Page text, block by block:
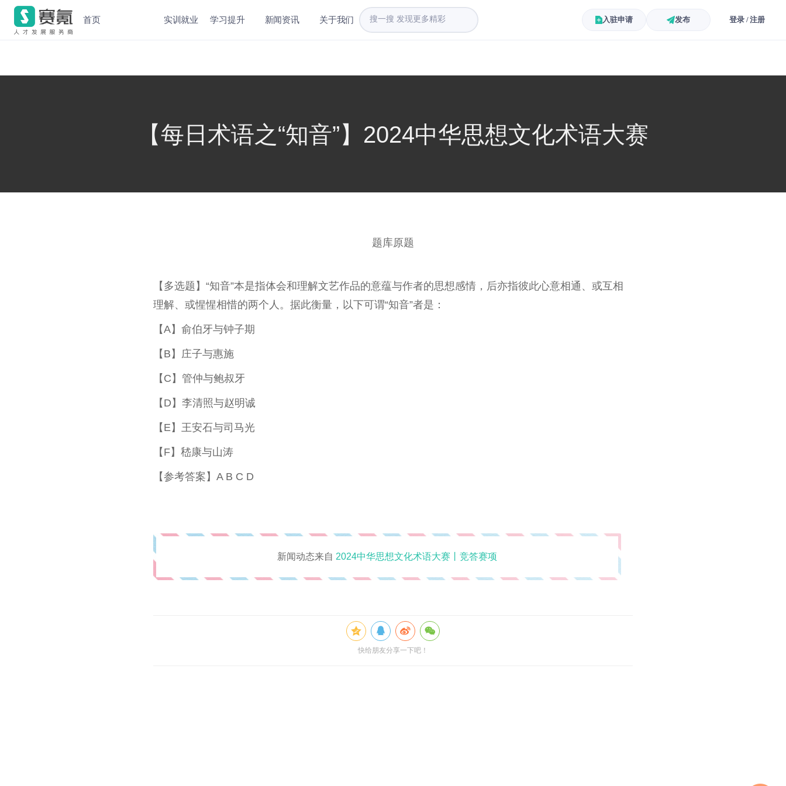
首页 实训就业 学习提升 新闻资讯 关于我们 入驻申请 发布 登录 / 注册
【每日术语之“知音”】2024中华思想文化术语大赛
题库原题
【多选题】“知音”本是指体会和理解文艺作品的意蕴与作者的思想感情，后亦指彼此心意相通、或互相
理解、或惺惺相惜的两个人。据此衡量，以下可谓“知音”者是：
【A】俞伯牙与钟子期
【B】庄子与惠施
【C】管仲与鲍叔牙
【D】李清照与赵明诚
【E】王安石与司马光
【F】嵇康与山涛
【参考答案】A B C D
新闻动态来自 2024中华思想文化术语大赛丨竞答赛项
快给朋友分享一下吧！